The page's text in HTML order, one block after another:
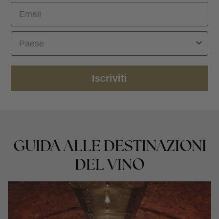
Email
Select Country
Iscriviti
GUIDA ALLE DESTINAZIONI
DEL VINO